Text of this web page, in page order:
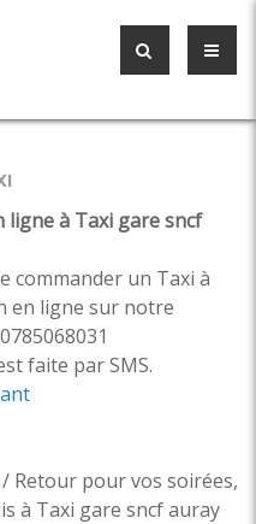
ligne à Taxi gare sncf
commander un Taxi à
en ligne sur notre
faite par SMS.
Retour pour vos soirées,
à Taxi gare sncf auray